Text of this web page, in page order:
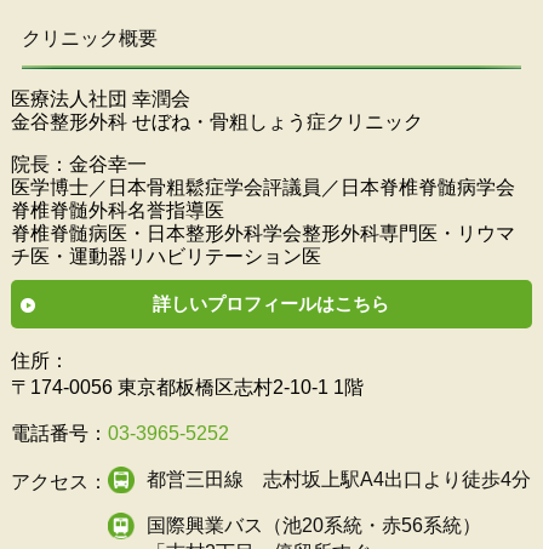
クリニック概要
医療法人社団 幸潤会
金谷整形外科 せぼね・骨粗しょう症クリニック
院長：金谷幸一
医学博士／日本骨粗鬆症学会評議員／日本脊椎脊髄病学会
脊椎脊髄外科名誉指導医
脊椎脊髄病医・日本整形外科学会整形外科専門医・リウマ
チ医・運動器リハビリテーション医
詳しいプロフィールはこちら
住所：
〒174-0056 東京都板橋区志村2-10-1 1階
電話番号： 03-3965-5252
アクセス： 都営三田線 志村坂上駅A4出口より徒歩4分
国際興業バス（池20系統・赤56系統）